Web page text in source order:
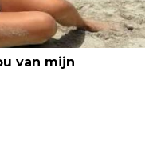
van mijn